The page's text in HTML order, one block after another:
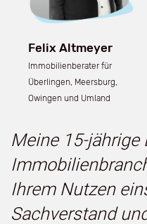
Felix Altmeyer
Immobilienberater für
Überlingen, Meersburg,
Owingen und Umland
Meine 15-jährige
Ihrem Nutzen
Sachverstand